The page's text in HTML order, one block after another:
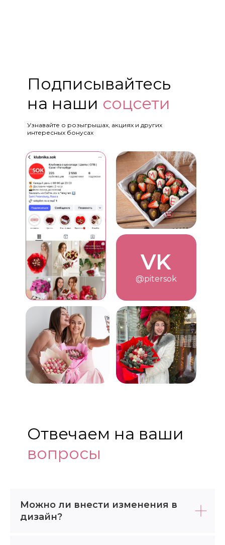
Узнавайте о розыгрышах, акциях и других
интересных бонусах
Подписывайтесь
на наши соцсети
VK
@pitersok
Отвечаем на ваши
вопросы
Можно ли внести изменения в
дизайн?